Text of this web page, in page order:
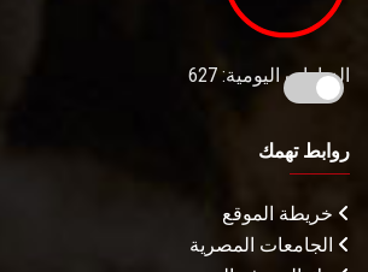
الزيارات اليومية: 627
روابط تهمك
خريطة الموقع
الجامعات المصرية